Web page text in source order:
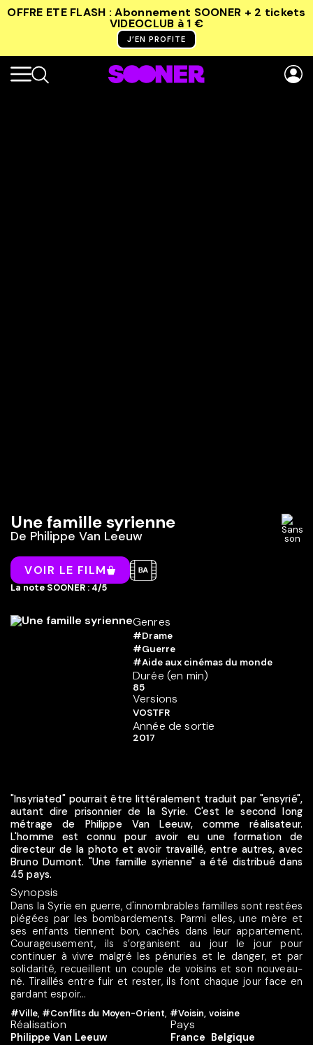
OFFRE ETE FLASH : Abonnement SOONER + 2 tickets
VIDEOCLUB à 1 €
J’EN PROFITE
Une famille syrienne
De Philippe Van Leeuw
VOIR LE FILM
La note SOONER : 4/5
Genres
#Drame
#Guerre
#Aide aux cinémas du monde
Durée (en min)
85
Versions
VOSTFR
Année de sortie
2017
"Insyriated" pourrait être littéralement traduit par "ensyrié",
autant dire prisonnier de la Syrie. C'est le second long
métrage de Philippe Van Leeuw, comme réalisateur.
L'homme est connu pour avoir eu une formation de
directeur de la photo et avoir travaillé, entre autres, avec
Bruno Dumont. "Une famille syrienne" a été distribué dans
45 pays.
Synopsis
Dans la Syrie en guerre, d'innombrables familles sont restées
piégées par les bombardements. Parmi elles, une mère et
ses enfants tiennent bon, cachés dans leur appartement.
Courageusement, ils s’organisent au jour le jour pour
continuer à vivre malgré les pénuries et le danger, et par
solidarité, recueillent un couple de voisins et son nouveau-
né. Tiraillés entre fuir et rester, ils font chaque jour face en
gardant espoir...
#Ville, #Conflits du Moyen-Orient, #Voisin, voisine
Réalisation
Philippe Van Leeuw
Pays
France Belgique